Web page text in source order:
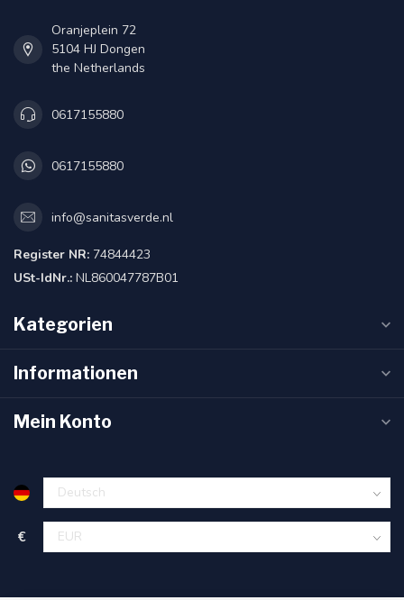
Oranjeplein 72
5104 HJ Dongen
the Netherlands
0617155880
0617155880
info@sanitasverde.nl
Register NR: 74844423
USt-IdNr.: NL860047787B01
Kategorien
Informationen
Mein Konto
€